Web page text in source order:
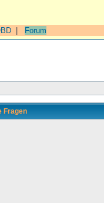
Forum
Fragen